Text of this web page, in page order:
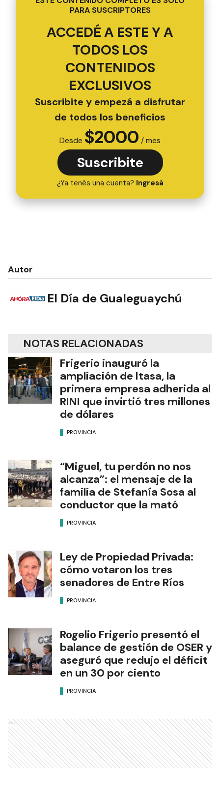
PARA SUSCRIPTORES
ACCEDÉ A ESTE Y A
TODOS LOS
CONTENIDOS
EXCLUSIVOS
Suscribite y empezá a disfrutar
de todos los beneficios
Desde $2000 / mes
Suscribite
¿Ya tenés una cuenta? Ingresá
Autor
El Día de Gualeguaychú
NOTAS RELACIONADAS
Frigerio inauguró la
ampliación de Itasa, la
primera empresa adherida al
RINI que invirtió tres millones
de dólares
PROVINCIA
“Miguel, tu perdón no nos
alcanza”: el mensaje de la
familia de Stefanía Sosa al
conductor que la mató
PROVINCIA
Ley de Propiedad Privada:
cómo votaron los tres
senadores de Entre Ríos
PROVINCIA
Rogelio Frigerio presentó el
balance de gestión de OSER y
aseguró que redujo el déficit
en un 30 por ciento
PROVINCIA
Ads